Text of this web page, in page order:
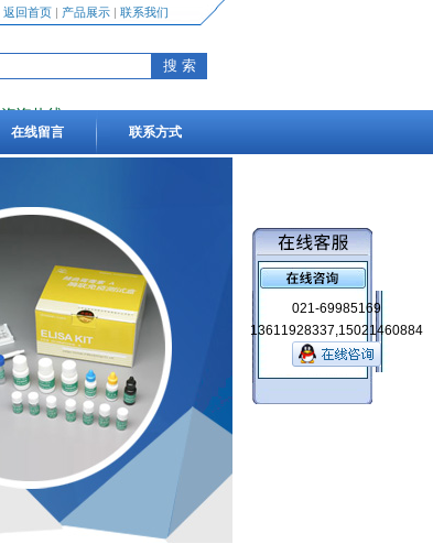
返回首页| 产品展示| 联系我们
咨询热线
13611928337,15021460884
在线留言 联系方式
021-69985169
13611928337,15021460884